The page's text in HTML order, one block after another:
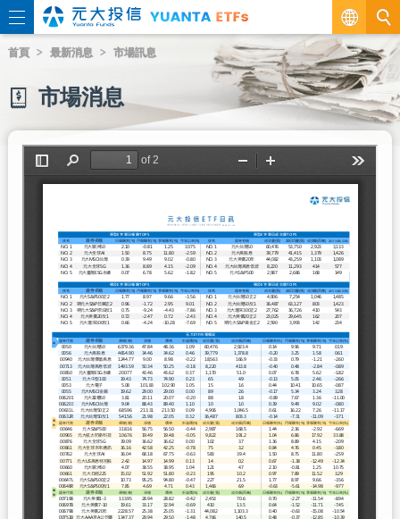
繁
EN
首頁 最新消息 市場訊息
市場消息